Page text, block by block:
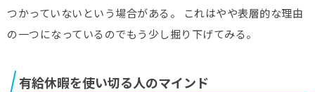
つかっていないという場合がある。 これはやや表層的な理由
の一つになっているのでもう少し掘り下げてみる。
有給休暇を使い切る人のマインド